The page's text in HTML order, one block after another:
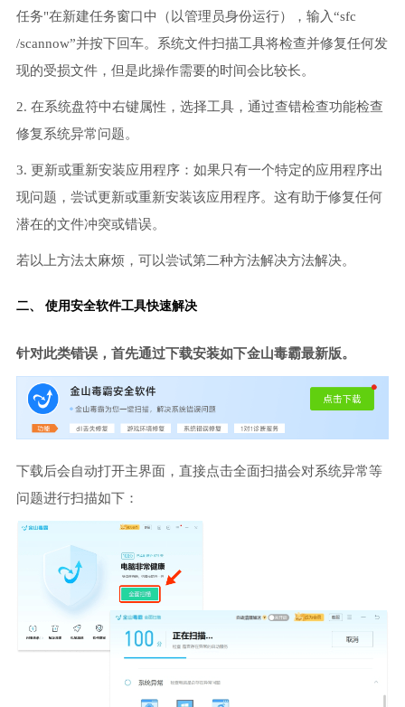
任务"在新建任务窗口中（以管理员身份运行），输入“sfc
/scannow”并按下回车。系统文件扫描工具将检查并修复任何发
现的受损文件，但是此操作需要的时间会比较长。
2. 在系统盘符中右键属性，选择工具，通过查错检查功能检查
修复系统异常问题。
3. 更新或重新安装应用程序：如果只有一个特定的应用程序出
现问题，尝试更新或重新安装该应用程序。这有助于修复任何
潜在的文件冲突或错误。
若以上方法太麻烦，可以尝试第二种方法解决方法解决。
二、 使用安全软件工具快速解决
针对此类错误，首先通过下载安装如下金山毒霸最新版。
下载后会自动打开主界面，直接点击全面扫描会对系统异常等
问题进行扫描如下：